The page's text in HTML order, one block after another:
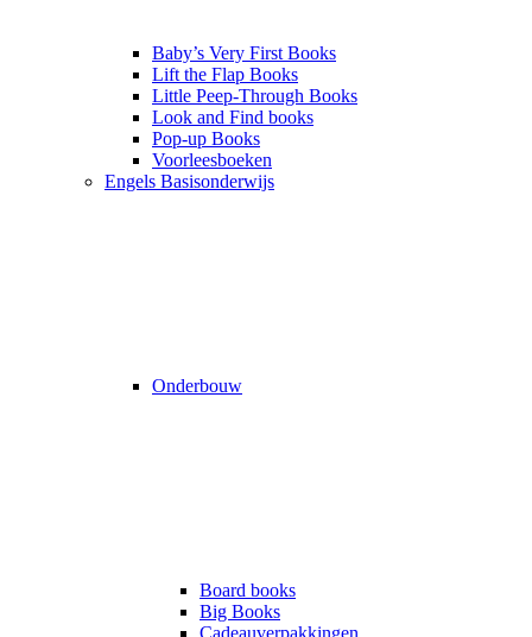
Baby’s Very First Books
Lift the Flap Books
Little Peep-Through Books
Look and Find books
Pop-up Books
Voorleesboeken
Engels Basisonderwijs
Onderbouw
Board books
Big Books
Cadeauverpakkingen